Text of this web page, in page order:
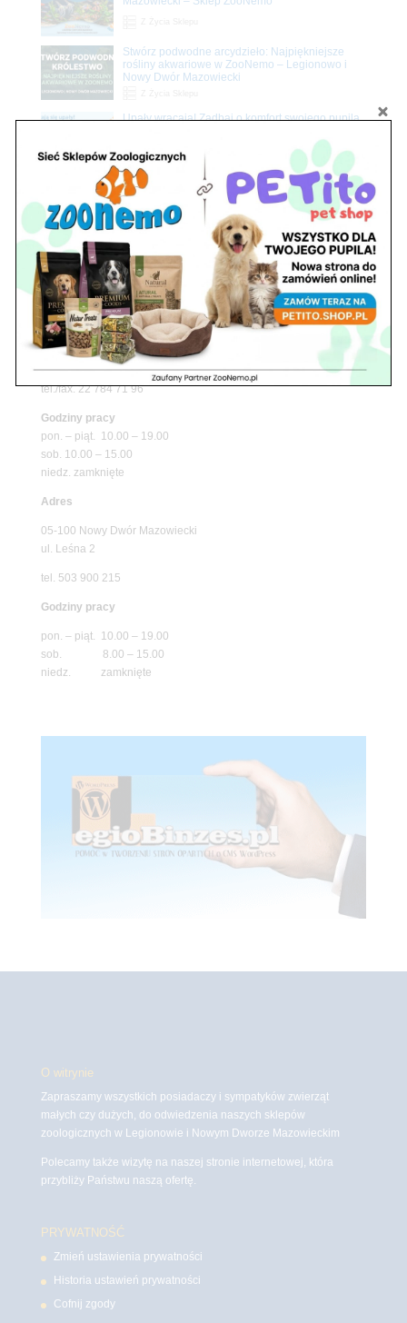
Stwórz podwodne arcydzieło: Najpiękniejsze
rośliny akwariowe w ZooNemo – Legionowo i
Nowy Dwór Mazowiecki
Promocje
Upały wracają! Zadbaj o komfort swojego pupila
Z Życia Sklepu
Petito Pet Shop – Internetowy Sklep Zoologiczny
Online! Wszystko Dla Twojego Pupila | ZooNemo
Znajdź nas
Adres
05-120 Legionowo
ul. Piłsudskiego 31,
pawilon 134
tel./fax. 22 784 71 96
Godziny pracy
pon. – piąt. 10.00 – 19.00
sob. 10.00 – 15.00
niedz. zamknięte
Adres
05-100 Nowy Dwór Mazowiecki
ul. Leśna 2
tel. 503 900 215
Godziny pracy
pon. – piąt. 10.00 – 19.00
sob. 8.00 – 15.00
niedz. zamknięte
O witrynie
Zapraszamy wszystkich posiadaczy i sympatyków zwierząt
małych czy dużych, do odwiedzenia naszych sklepów
zoologicznych w Legionowie i Nowym Dworze Mazowieckim
Polecamy także wizytę na naszej stronie internetowej, która
przybliży Państwu naszą ofertę.
PRYWATNOŚĆ
Zmień ustawienia prywatności
Historia ustawień prywatności
Cofnij zgody